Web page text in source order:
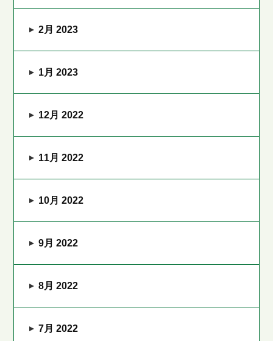
2月 2023
1月 2023
12月 2022
11月 2022
10月 2022
9月 2022
8月 2022
7月 2022